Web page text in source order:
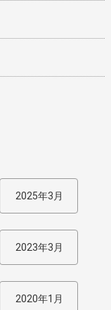
2025年3月
2023年3月
2020年1月